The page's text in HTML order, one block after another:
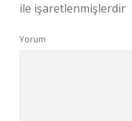
ile işaretlenmişlerdir
Yorum